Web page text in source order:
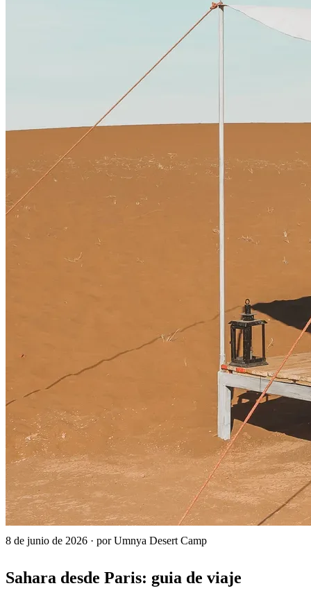
8 de junio de 2026 · por Umnya Desert Camp
Sahara desde Paris: guia de viaje